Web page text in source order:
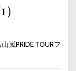
嵐PRIDE TOURフ